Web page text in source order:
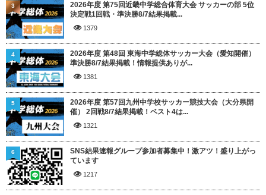
2026年度 第75回近畿中学総合体育大会 サッカーの部 5位
決定戦1回戦・準決勝8/7結果掲載...
1379
3
2026年度 第48回 東海中学総体サッカー大会（愛知開催）
準決勝8/7結果掲載！情報提供ありが...
1381
4
2026年度 第57回九州中学校サッカー競技大会（大分県開
催） 2回戦8/7結果掲載！ベスト4は...
1321
5
SNS結果速報グループ参加者募集中！激アツ！盛り上がっ
ています
1217
6